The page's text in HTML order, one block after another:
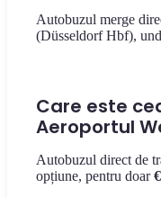
Autobuzul merge
(Düsseldorf Hbf),
Care este
Aeroportul
Autobuzul direct de
opțiune, pentru doar